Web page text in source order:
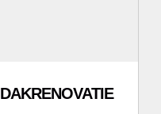
DAKRENOVATIE